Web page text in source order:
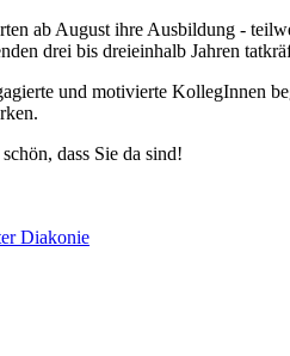
ab August ihre Ausbildung -
drei bis dreieinhalb Jahren
und motivierte KollegInnen
dass Sie da sind!
Diakonie